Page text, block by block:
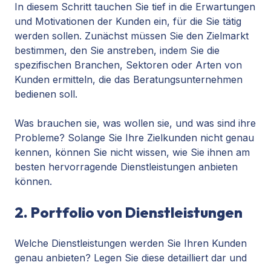
In diesem Schritt tauchen Sie tief in die Erwartungen
und Motivationen der Kunden ein, für die Sie tätig
werden sollen. Zunächst müssen Sie den Zielmarkt
bestimmen, den Sie anstreben, indem Sie die
spezifischen Branchen, Sektoren oder Arten von
Kunden ermitteln, die das Beratungsunternehmen
bedienen soll.
Was brauchen sie, was wollen sie, und was sind ihre
Probleme? Solange Sie Ihre Zielkunden nicht genau
kennen, können Sie nicht wissen, wie Sie ihnen am
besten hervorragende Dienstleistungen anbieten
können.
2. Portfolio von Dienstleistungen
Welche Dienstleistungen werden Sie Ihren Kunden
genau anbieten? Legen Sie diese detailliert dar und